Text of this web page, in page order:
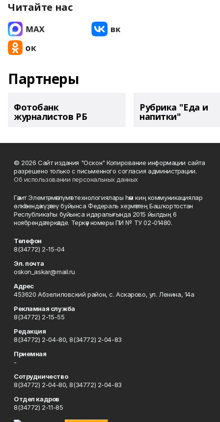
Читайте нас
Партнеры
Фотобанк
журналистов РБ
Рубрика "Еда и
напитки"
© 2026 Сайт издания "Оскон" Копирование информации сайта
разрешено только с письменного согласия администрации.
Об использовании персональных данных
Гәзит Элемтә, мәғлүмәт технологиялары һәм киң коммуникациялар
өлкәһендә күҙәтеү буйынса Федераль хеҙмәттең Башҡортостан
Республикаһы буйынса идаралығында 2015 йылдың 6
ноябрендә теркәлде. Теркәү номеры ПИ № ТУ 02-01480.
Телефон
8(34772) 2-15-04
Эл. почта
oskon_askar@mail.ru
Адрес
453620 Абзелиловский район, с. Аскарово, ул. Ленина, 14а
Рекламная служба
8(34772) 2-15-55
Редакция
8(34772) 2-04-80, 8(34772) 2-04-83
Приемная
-
Сотрудничество
8(34772) 2-04-80, 8(34772) 2-04-83
Отдел кадров
8(34772) 2-11-85